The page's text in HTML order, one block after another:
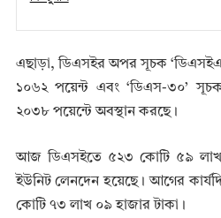
এছাড়া, ডিএসইর অপর সূচক
১০৬২ পয়েন্ট এবং ‘ডিএস-৩০’
২০৩৮ পয়েন্টে অবস্থান করছে।
আজ ডিএসইতে ৫২৩ কোটি ৫৯ লাখ
ইউনিট লেনদেন হয়েছে। আগের
কোটি ৭৩ লাখ ০৯ হাজার টাকা।